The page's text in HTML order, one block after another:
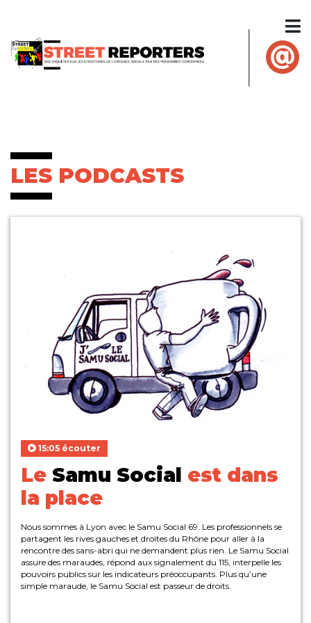
LES PODCASTS
15:05 écouter
Le Samu Social est dans
la place
Nous sommes à Lyon avec le Samu Social 69. Les professionnels se
partagent les rives gauches et droites du Rhône pour aller à la
rencontre des sans-abri qui ne demandent plus rien. Le Samu Social
assure des maraudes, répond aux signalement du 115, interpelle les
pouvoirs publics sur les indicateurs préoccupants. Plus qu’une
simple maraude, le Samu Social est passeur de droits.